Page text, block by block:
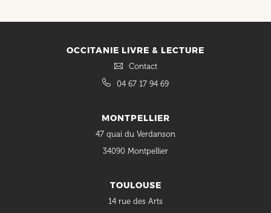
OCCITANIE LIVRE & LECTURE
Contact
04 67 17 94 69
MONTPELLIER
47 quai du Verdanson
34090 Montpellier
TOULOUSE
14 rue des Arts